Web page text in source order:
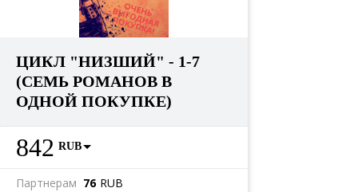
ЦИКЛ "НИЗШИЙ" - 1-7
(СЕМЬ РОМАНОВ В
ОДНОЙ ПОКУПКЕ)
842 RUB
Партнерам 76 RUB